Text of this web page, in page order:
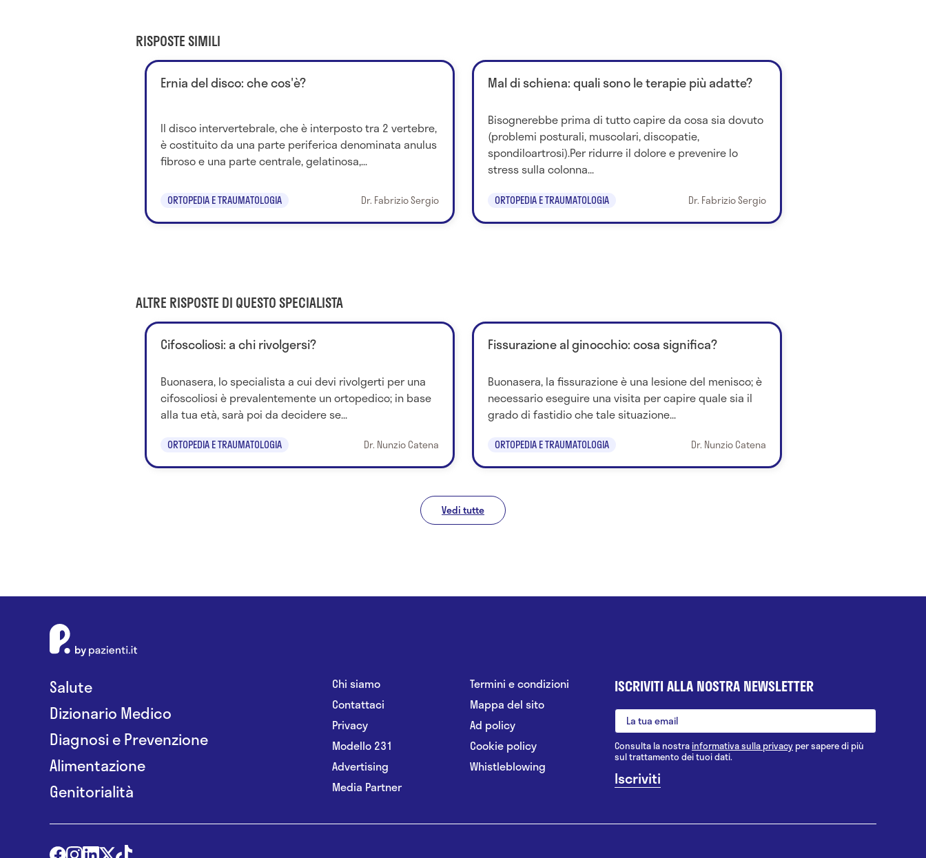
RISPOSTE SIMILI
Ernia del disco: che cos'è?
Il disco intervertebrale, che è interposto tra 2 vertebre,
è costituito da una parte periferica denominata anulus
fibroso e una parte centrale, gelatinosa,...
ORTOPEDIA E TRAUMATOLOGIA Dr. Fabrizio Sergio
Mal di schiena: quali sono le terapie più adatte?
Bisognerebbe prima di tutto capire da cosa sia dovuto
(problemi posturali, muscolari, discopatie,
spondiloartrosi).Per ridurre il dolore e prevenire lo
stress sulla colonna...
ORTOPEDIA E TRAUMATOLOGIA Dr. Fabrizio Sergio
ALTRE RISPOSTE DI QUESTO SPECIALISTA
Cifoscoliosi: a chi rivolgersi?
Buonasera, lo specialista a cui devi rivolgerti per una
cifoscoliosi è prevalentemente un ortopedico; in base
alla tua età, sarà poi da decidere se...
ORTOPEDIA E TRAUMATOLOGIA Dr. Nunzio Catena
Fissurazione al ginocchio: cosa significa?
Buonasera, la fissurazione è una lesione del menisco; è
necessario eseguire una visita per capire quale sia il
grado di fastidio che tale situazione...
ORTOPEDIA E TRAUMATOLOGIA Dr. Nunzio Catena
Vedi tutte
Salute
Dizionario Medico
Diagnosi e Prevenzione
Alimentazione
Genitorialità
Chi siamo
Contattaci
Privacy
Modello 231
Advertising
Media Partner
Termini e condizioni
Mappa del sito
Ad policy
Cookie policy
Whistleblowing
ISCRIVITI ALLA NOSTRA NEWSLETTER
Consulta la nostrainformativa sulla privacy per sapere di più
sul trattamento dei tuoi dati.